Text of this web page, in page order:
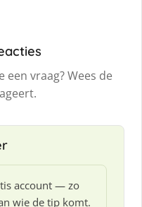
een vraag? Wees de
account — zo
wie de tip komt.